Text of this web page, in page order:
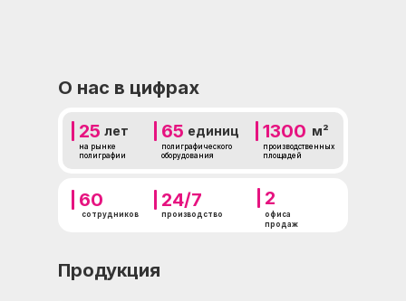
О нас в цифрах
на рынке
полиграфии
25
полиграфического
оборудования
65
производственных
площадей
1300
60
сотрудников
лет единиц м²
производство
офиса
продаж
24/7 2
Продукция